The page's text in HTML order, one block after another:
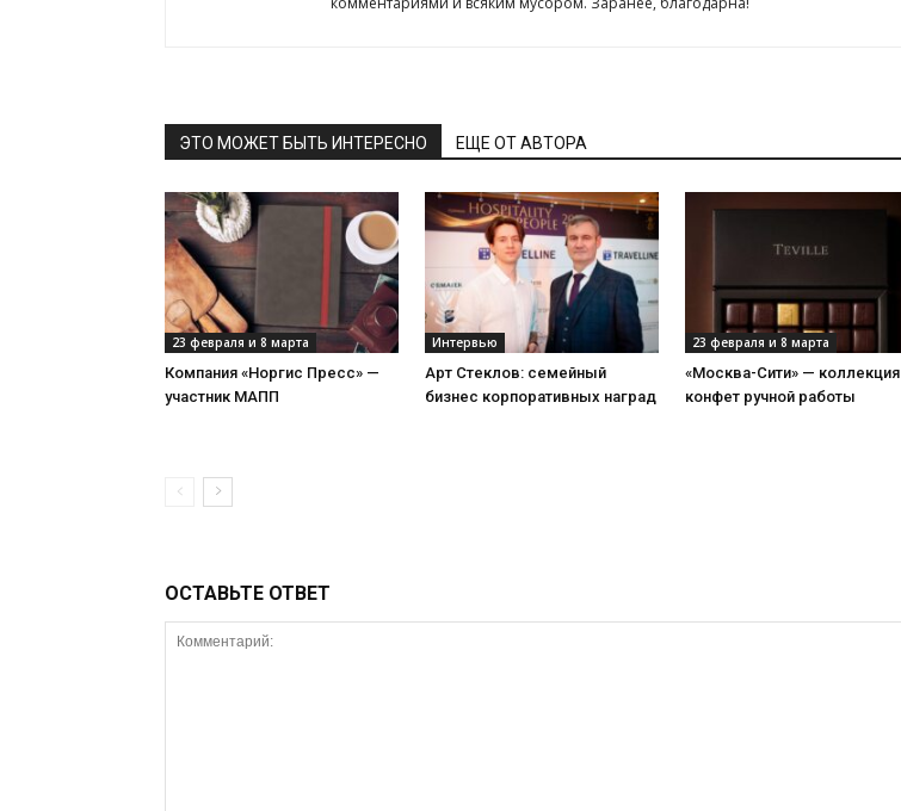
ЭТО МОЖЕТ БЫТЬ ИНТЕРЕСНО ЕЩЕ ОТ АВТОРА
23 февраля и 8 марта
Компания «Норгис Пресс» —
участник МАПП
Интервью
Арт Стеклов: семейный
бизнес корпоративных наград
23 февраля и 8 марта
«Москва-Сити» — коллекция
конфет ручной работы
ОСТАВЬТЕ ОТВЕТ